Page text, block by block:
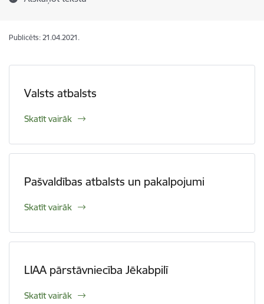
Publicēts: 21.04.2021.
Valsts atbalsts
Skatīt vairāk
Pašvaldības atbalsts un pakalpojumi
Skatīt vairāk
LIAA pārstāvniecība Jēkabpilī
Skatīt vairāk